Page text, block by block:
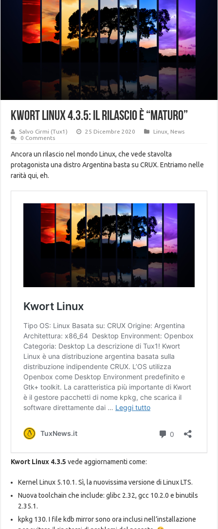
Kwort Linux 4.3.5: il rilascio è “maturo”
Salvo Cirmi (Tux1) 25 Dicembre 2020 Linux News
0 Comments
Ancora un rilascio nel mondo Linux, che vede stavolta
protagonista una distro Argentina basta su CRUX. Entriamo nelle
rarità qui, eh.
Kwort Linux 4.3.5 vede aggiornamenti come:
Kernel Linux 5.10.1. Sì, la nuovissima versione di Linux LTS.
Nuova toolchain che include: glibc 2.32, gcc 10.2.0 e binutils
2.35.1.
kpkg 130. I file kdb mirror sono ora inclusi nell’installazione